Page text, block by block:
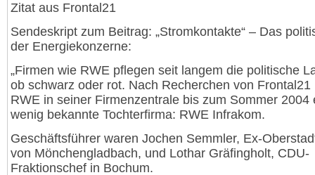
Zitat aus Frontal21
Sendeskript zum Beitrag: „Stromkontakte“ – Das
der Energiekonzerne:
„Firmen wie RWE pflegen seit langem die politische
ob schwarz oder rot. Nach Recherchen von Frontal21
RWE in seiner Firmenzentrale bis zum Sommer 2004
wenig bekannte Tochterfirma: RWE Infrakom.
Geschäftsführer waren Jochen Semmler, Ex-
von Mönchengladbach, und Lothar Gräfingholt, CDU-
Fraktionschef in Bochum.